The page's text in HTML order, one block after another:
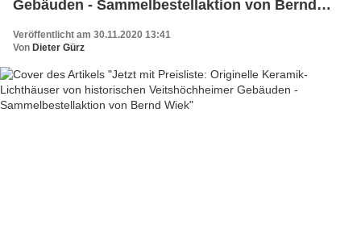
Gebäuden - Sammelbestellaktion von Bernd
Veröffentlicht am 30.11.2020 13:41
Von Dieter Gürz